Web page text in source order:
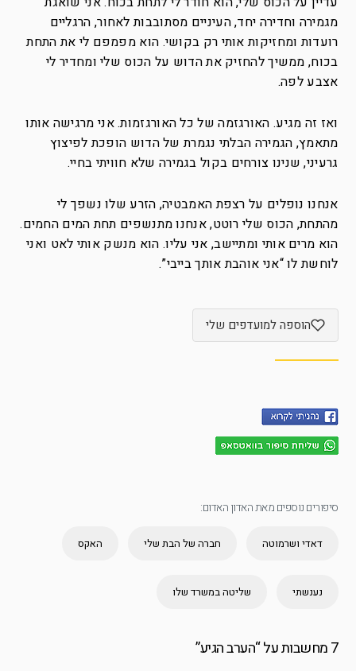
מגמירה וחדירה יחד, העיניים מסתובבות לאחור, הרגליים
רועדות ומחזיקות אותי רק בקושי. הוא מפמפם לי את התחת
בכוח, ממשיך להחזיק את הדוש על הכוס שלי ומחדיר לי
אצבע לפה.
ואז זה מגיע. האורגזמה של כל האורגזמות. אני מרגישה אותו
מתאמץ, הגמירה הבלתי נגמרת של הדוש הופכת לפיצוץ
גרעיני, שנינו צורחים בקול בגמירה שלא חוויתי בחיי.
אנחנו נופלים על רצפת האמבטיה, הזרע שלו נשפך לי
מהתחת, הכוס שלי רוטט, אנחנו מתנשפים תחת המים החמים.
הוא מרים אותי ומתיישב, אני עליו. הוא מנשק אותי לאט ואני
לוחשת לו “אני אוהבת אותך בייבי”.
הוספה למועדפים שלי
סיפורים נוספים מאת האדון האדום:
דאדי ושרמוטה‎‎ חברה של הבת שלי האקס
נענשתי שליטה במשרד שלו
7 מחשבות על “ הערב הגיע”